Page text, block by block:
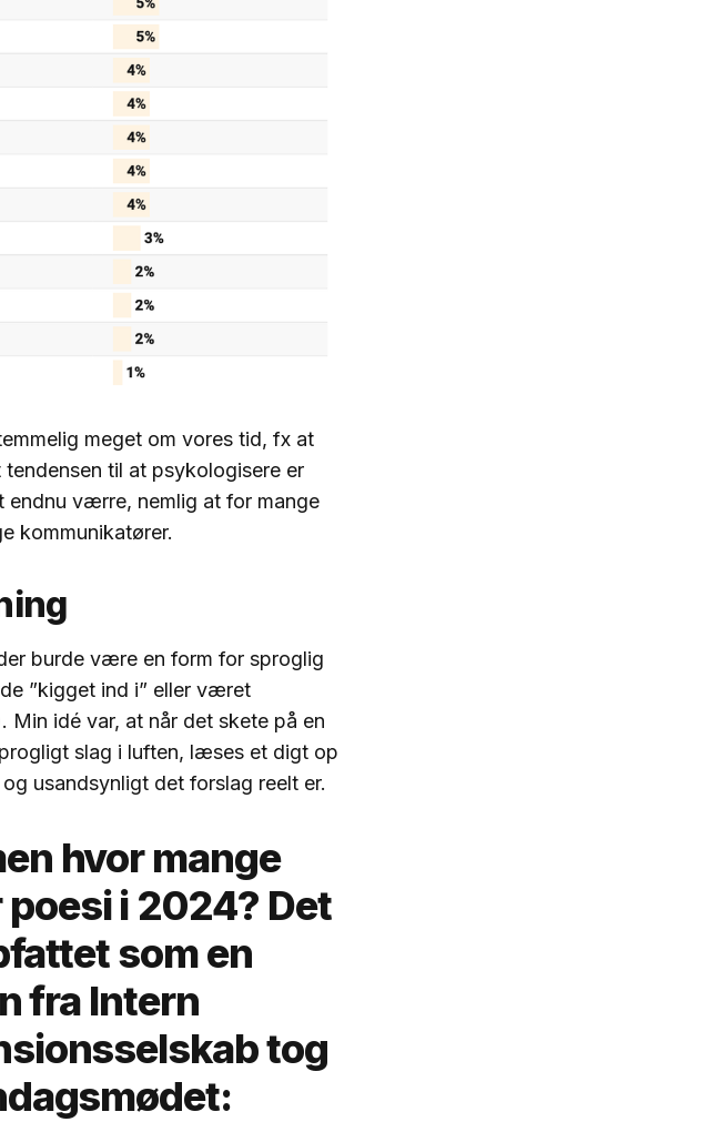
meget om vores tid, fx at
til at psykologisere er
endnu værre, nemlig at for mange
kommunikatører.
burde være en form for sproglig
”kigget ind i” eller været
Min idé var, at når det skete på en
slag i luften, læses et digt op
usandsynligt det forslag reelt er.
hvor mange
i 2024? Det
som en
fra Intern
tog